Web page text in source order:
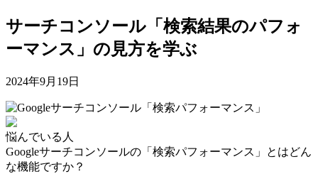
サーチコンソール「検索結果のパフォ
ーマンス」の見方を学ぶ
2024年9月19日
悩んでいる人
Googleサーチコンソールの「検索パフォーマンス」とはどん
な機能ですか？